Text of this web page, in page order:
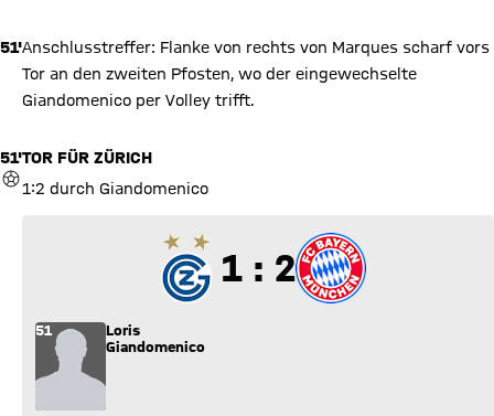
51'Anschlusstreffer: Flanke von rechts von Marques scharf vors
Tor an den zweiten Pfosten, wo der eingewechselte
Giandomenico per Volley trifft.
51'
TOR
TOR FÜR ZÜRICH
1:2 durch Giandomenico
1 zu 2
1 : 2
51
Loris
Giandomenico